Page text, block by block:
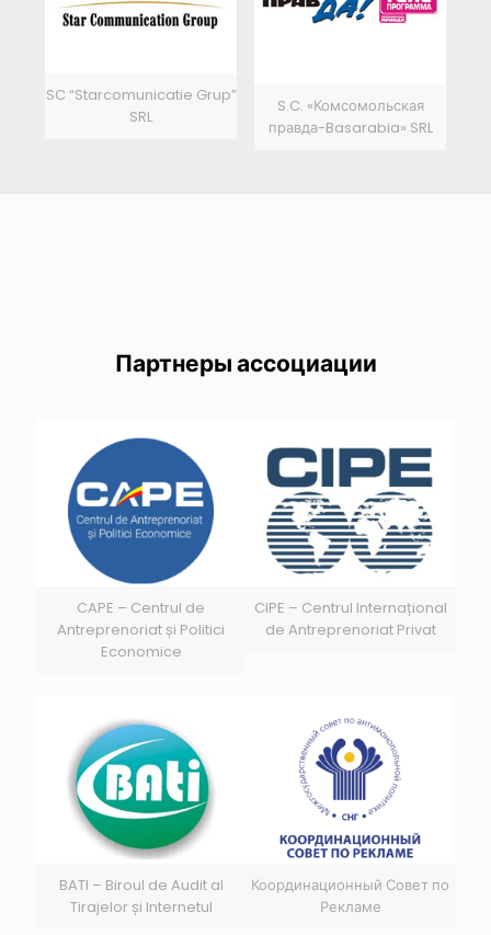
SC “Starcomunicatie Grup”
SRL
S.C. «Комсомольская
правда-Basarabia» SRL
Партнеры ассоциации
CAPE – Centrul de
Antreprenoriat și Politici
Economice
CIPE – Centrul Internațional
de Antreprenoriat Privat
BATI – Biroul de Audit al
Tirajelor și Internetul
Координационный Совет по
Рекламе